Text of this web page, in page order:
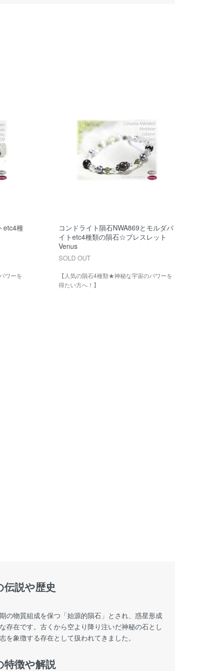
etc4種
ワーを
コンドライト隕石NWA869とモルダバ
イトetc4種類の隕石☆ブレスレット
Venus
SOLD OUT
【人気の隕石4種類★神秘な宇宙のパワーを
得たい方へ！】
説や歴史
の物質組成を保つ「始源的隕石」とされ、惑星形成
存在です。古くから空より降り注いだ神秘の石とし
を象徴する存在として扱われてきました。
特徴や解説